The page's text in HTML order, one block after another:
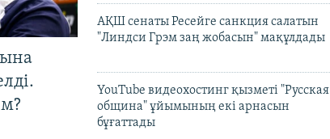
АҚШ сенаты Ресейге санкция салатын
"Линдси Грэм заң жобасын" мақұлдады
YouTube видеохостинг қызметі "Русская
община" ұйымының екі арнасын
бұғаттады